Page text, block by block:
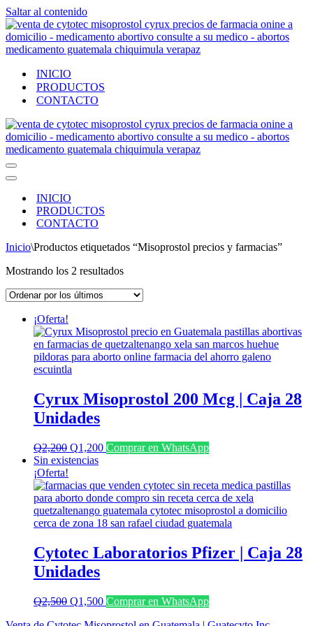
Saltar al contenido
INICIO
PRODUCTOS
CONTACTO
Menú
de
Menú
navegación
INICIO
PRODUCTOS
CONTACTO
Inicio\Productos etiquetados “Misoprostol precios y farmacias”
Mostrando los 2 resultadosOrdenado
los
¡Oferta!
Cyrux Misoprostol 200 Mcg | Caja 28
Unidades
Q2,200 El
precio
era:
Q2,200.
Q1,200El
es:
Q1,200.
Comprar en WhatsApp
Sin existencias
¡Oferta!
Cytotec Laboratorios Pfizer | Caja 28
Unidades
Q2,500 El
Q1,500ElComprar en WhatsApp